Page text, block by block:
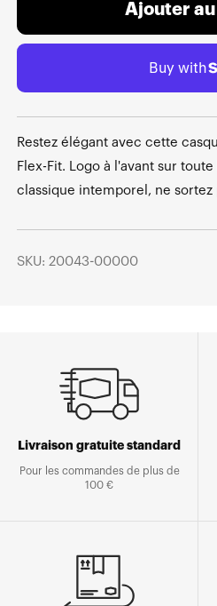
Ajouter
Restez élégant avec cette
Flex-Fit. Logo à l'avant sur
classique intemporel, ne sortez
SKU: 20043-00000
Livraison gratuite standard
Pour les commandes de plus de
100 €